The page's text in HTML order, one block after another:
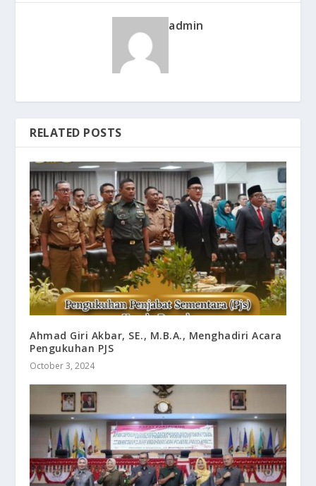
admin
RELATED POSTS
Ahmad Giri Akbar, SE., M.B.A., Menghadiri Acara
Pengukuhan PJS
October 3, 2024